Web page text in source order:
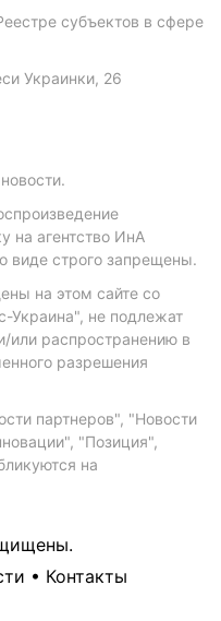
субъектов в сфере
Украинки, 26
на агентство ИнА
виде строго запрещены.
на этом сайте со
Украина", не подлежат
или распространению в
разрешения
партнеров", "Новости
"Позиция",
на
• Контакты